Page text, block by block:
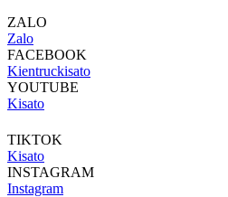
ZALO
Zalo
FACEBOOK
Kientruckisato
YOUTUBE
Kisato
TIKTOK
Kisato
INSTAGRAM
Instagram